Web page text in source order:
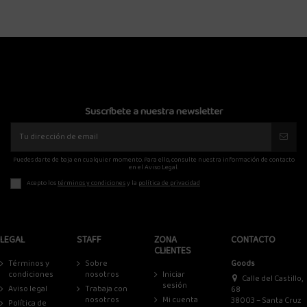
Suscríbete a nuestra newsletter
Puedes darte de baja en cualquier momento. Para ello, consulte nuestra información de contacto
en el Aviso Legal.
Acepto lostérminos y condicionesy la política de privacidad
LEGAL
Términos y
condiciones
Aviso legal
Política de
STAFF
Sobre
nosotros
Trabaja con
nosotros
ZONA
CLIENTES
Iniciar
sesión
Mi cuenta
CONTACTO
Goods
Calle del Castillo,
68
38003 – Santa Cruz